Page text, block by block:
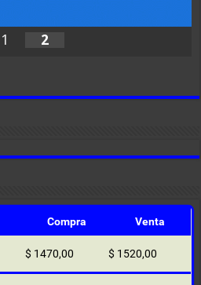
1 2
Compra Venta
$ 1470,00 $ 1520,00